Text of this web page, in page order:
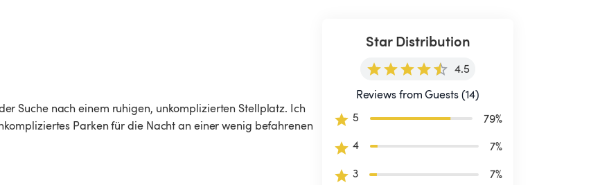
Suche nach einem ruhigen, unkomplizierten Stellplatz. Ich
Parken für die Nacht an einer wenig befahrenen
Star Distribution
4.5
Reviews from Guests (14)
5
79%
4
7%
3
7%